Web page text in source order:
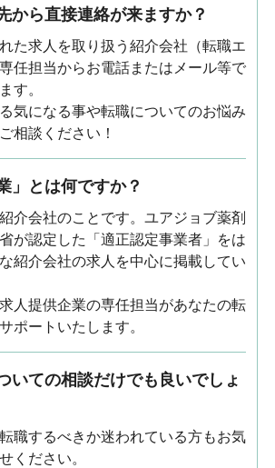
から直接連絡が来ますか？
た求人を取り扱う紹介会社（転職エ
任担当からお電話またはメール等で
す。
気になる事や転職についてのお悩み
相談ください！
」とは何ですか？
介会社のことです。ユアジョブ薬剤
が認定した「適正認定事業者」をは
紹介会社の求人を中心に掲載してい
人提供企業の専任担当があなたの転
ポートいたします。
いての相談だけでも良いでしょ
職するべきか迷われている方もお気
ください。